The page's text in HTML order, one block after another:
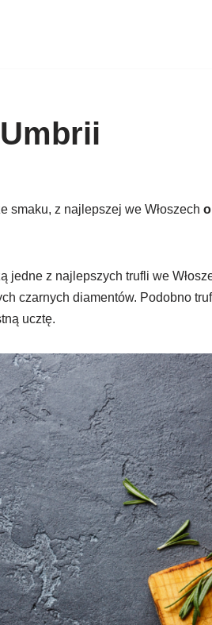
smaku, z najlepszej we Włoszech
jedne z najlepszych trufli we
czarnych diamentów. Podobno
ucztę.